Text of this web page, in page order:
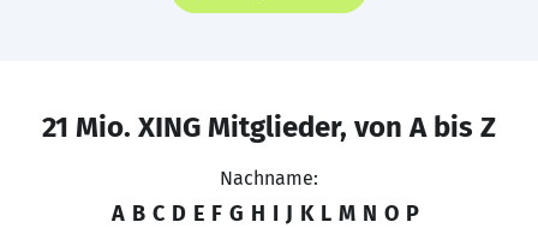
21 Mio. XING Mitglieder, von A bis Z
Nachname:
A B C D E F G H I J K L M N O P